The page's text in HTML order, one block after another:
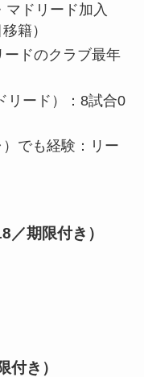
ドリード加入
籍）
ドのクラブ最年
リード）：8試合0
でも経験：リー
期限付き）
付き）